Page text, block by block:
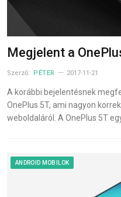
Megjelent a
Szerző: PÉTER 2017-11-21
A korábbi bejelentésnek
OnePlus 5T, ami nagyon
weboldaláról. A OnePlus 5T
ANDROID MOBILOK